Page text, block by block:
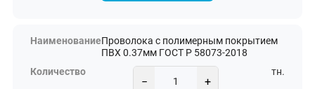
Проволока с полимерным покрытием
ПВХ 0.37мм ГОСТ Р 58073-2018
− +
тн.